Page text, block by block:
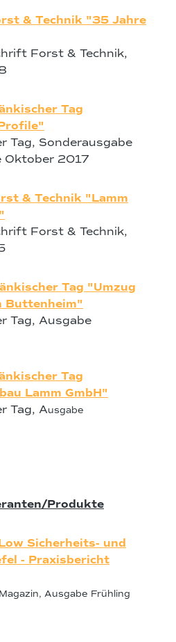
& Technik "35 Jahre
Forst & Technik,
Tag
Tag, Sonderausgabe
Oktober 2017
& Technik "Lamm
Forst & Technik,
Tag "Umzug
Buttenheim"
Tag, Ausgabe
Tag
Lamm GmbH"
Tag, Ausgabe
Produkte
Sicherheits- und
- Praxisbericht
Ausgabe Frühling